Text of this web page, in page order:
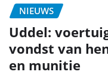
NIEUWS
Uddel:
vondst van
en munitie